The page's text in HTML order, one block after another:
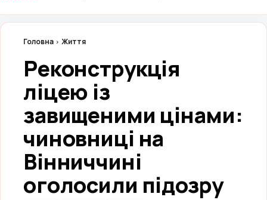
Головна Життя
Реконструкція
ліцею із
завищеними цінами:
чиновниці на
Вінниччині
оголосили підозру